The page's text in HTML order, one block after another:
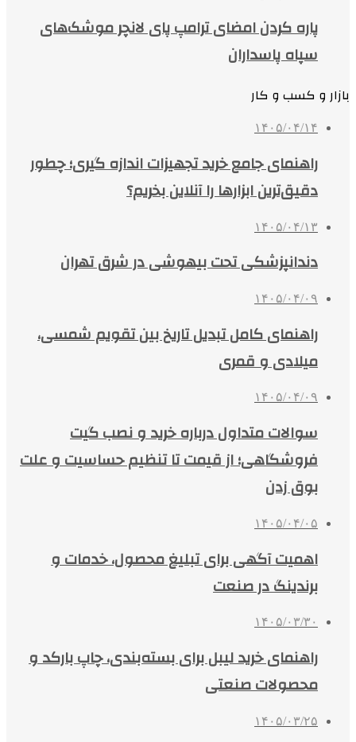
پاره کردن امضای ترامپ پای لانچر موشک‌های
سپاه پاسداران
بازار و کسب و کار
۱۴۰۵/۰۴/۱۴
راهنمای جامع خرید تجهیزات اندازه گیری؛ چطور
دقیق‌ترین ابزارها را آنلاین بخریم؟
۱۴۰۵/۰۴/۱۳
دندانپزشکی تحت بیهوشی در شرق تهران
۱۴۰۵/۰۴/۰۹
راهنمای کامل تبدیل تاریخ بین تقویم شمسی،
میلادی و قمری
۱۴۰۵/۰۴/۰۹
سوالات متداول درباره خرید و نصب گیت
فروشگاهی؛ از قیمت تا تنظیم حساسیت و علت
بوق زدن
۱۴۰۵/۰۴/۰۵
اهمیت آگهی برای تبلیغ محصول، خدمات و
برندینگ در صنعت
۱۴۰۵/۰۳/۳۰
راهنمای خرید لیبل برای بسته‌بندی، چاپ بارکد و
محصولات صنعتی
۱۴۰۵/۰۳/۲۵